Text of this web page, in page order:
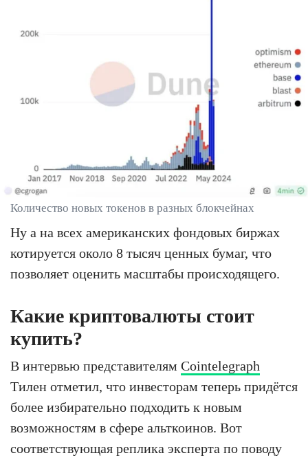
Количество новых токенов в разных блокчейнах
Ну а на всех американских фондовых биржах
котируется около 8 тысяч ценных бумаг, что
позволяет оценить масштабы происходящего.
Какие криптовалюты стоит
купить?
В интервью представителям Cointelegraph
Тилен отметил, что инвесторам теперь придётся
более избирательно подходить к новым
возможностям в сфере альткоинов. Вот
соответствующая реплика эксперта по поводу